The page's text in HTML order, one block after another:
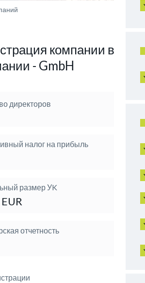
компании в
- GmbH
директоров
налог на прибыль
размер УK
отчетность